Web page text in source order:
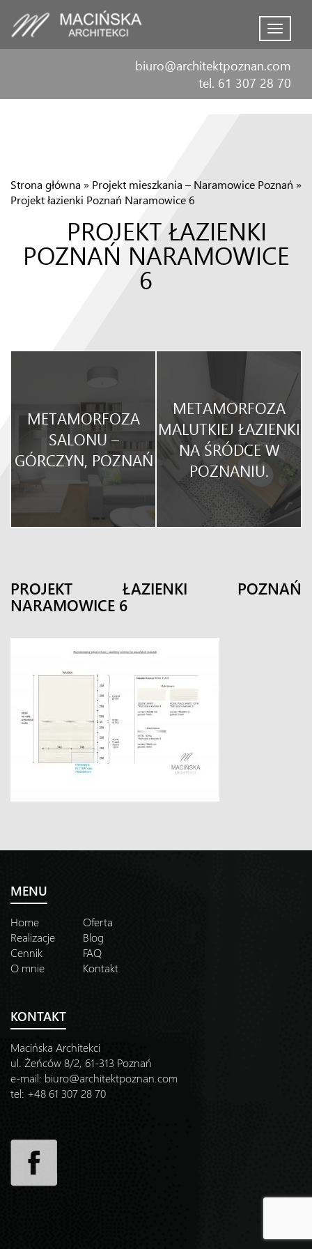
Menu
biuro@architektpoznan.com
tel. 61 307 28 70
Strona główna » Projekt mieszkania – Naramowice Poznań »
Projekt łazienki Poznań Naramowice 6
PROJEKT ŁAZIENKI
POZNAŃ NARAMOWICE
6
METAMORFOZA
SALONU –
GÓRCZYN, POZNAŃ
METAMORFOZA
MALUTKIEJ ŁAZIENKI
NA ŚRÓDCE W
POZNANIU.
PROJEKT ŁAZIENKI POZNAŃ
NARAMOWICE 6
MENU
Home
Oferta
Realizacje
Blog
Cennik
FAQ
O mnie
Kontakt
KONTAKT
Macińska Architekci
ul. Żeńców 8/2, 61-313 Poznań
e-mail: biuro@architektpoznan.com
tel: +48 61 307 28 70